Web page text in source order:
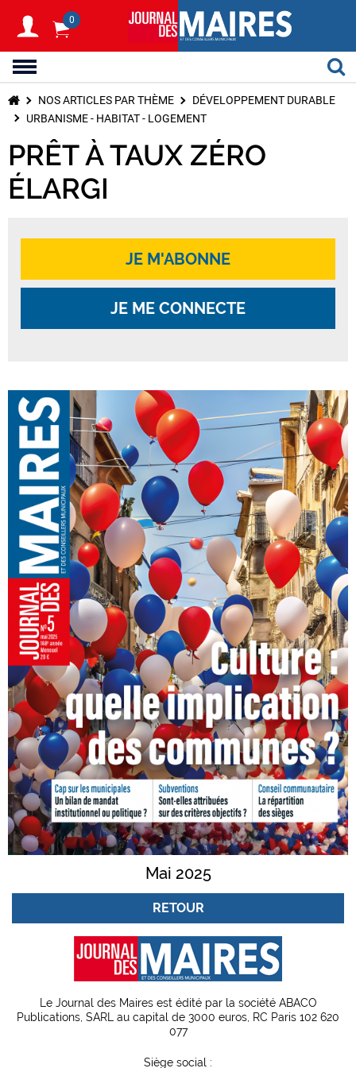
0
NOS ARTICLES PAR THÈME
DÉVELOPPEMENT DURABLE
URBANISME - HABITAT - LOGEMENT
PRÊT À TAUX ZÉRO
ÉLARGI
JE M'ABONNE
JE ME CONNECTE
Mai 2025
RETOUR
Le Journal des Maires est édité par la société ABACO
Publications, SARL au capital de 3000 euros, RC Paris 102 620
077
Siège social :